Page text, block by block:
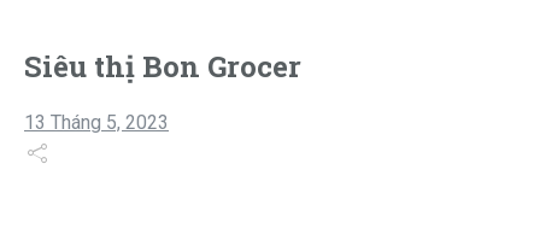
Siêu thị Bon Grocer
13 Tháng 5, 2023